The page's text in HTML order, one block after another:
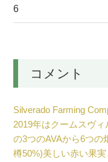
6
コメント
Silverado Farming
2019年はクームスヴ
の3つのAVAから6つの
樽50%)美しい赤い果